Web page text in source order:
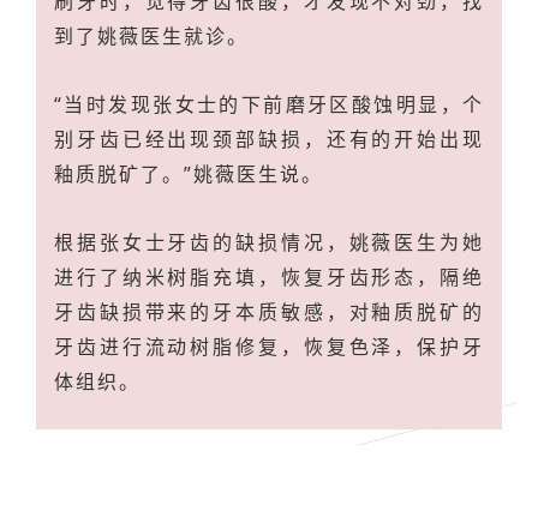
到了姚薇医生就诊。
“当时发现张女士的下前磨牙区酸蚀明显，个
别牙齿已经出现颈部缺损，还有的开始出现
釉质脱矿了。”姚薇医生说。
根据张女士牙齿的缺损情况，姚薇医生为她
进行了纳米树脂充填，恢复牙齿形态，隔绝
牙齿缺损带来的牙本质敏感，对釉质脱矿的
牙齿进行流动树脂修复，恢复色泽，保护牙
体组织。